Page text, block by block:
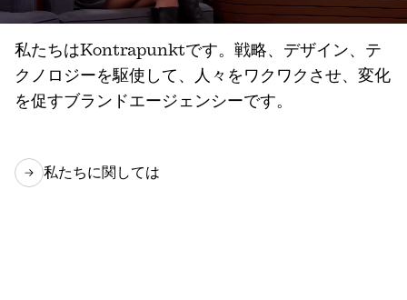
私たちはKontrapunktです。戦略、デザイン、テ
クノロジーを駆使して、人々をワクワクさせ、変化
を促すブランドエージェンシーです。
私たちに関しては